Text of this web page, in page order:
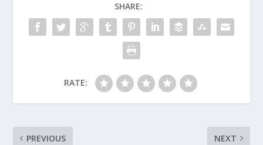
SHARE:
RATE:
PREVIOUS NEXT